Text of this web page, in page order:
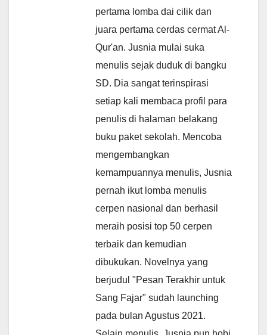
pertama lomba dai cilik dan
juara pertama cerdas cermat Al-
Qur'an. Jusnia mulai suka
menulis sejak duduk di bangku
SD. Dia sangat terinspirasi
setiap kali membaca profil para
penulis di halaman belakang
buku paket sekolah. Mencoba
mengembangkan
kemampuannya menulis, Jusnia
pernah ikut lomba menulis
cerpen nasional dan berhasil
meraih posisi top 50 cerpen
terbaik dan kemudian
dibukukan. Novelnya yang
berjudul "Pesan Terakhir untuk
Sang Fajar" sudah launching
pada bulan Agustus 2021.